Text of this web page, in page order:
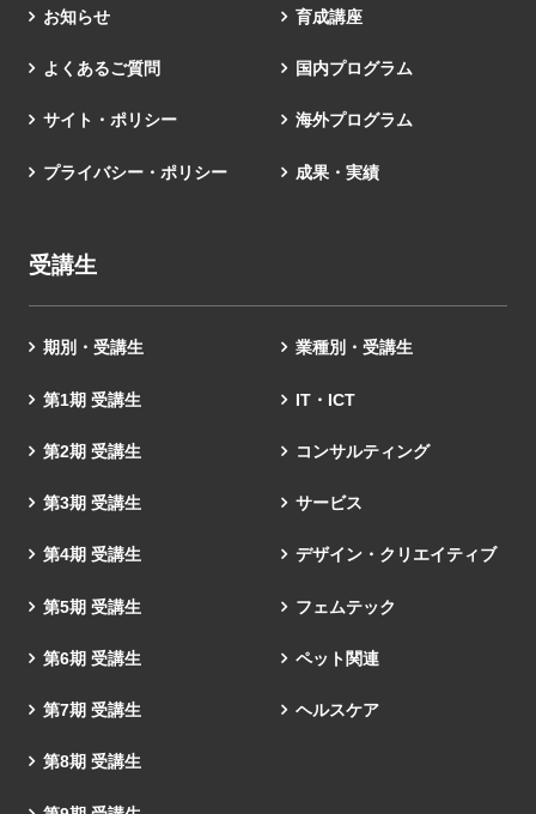
お知らせ
よくあるご質問
サイト・ポリシー
プライバシー・ポリシー
育成講座
国内プログラム
海外プログラム
成果・実績
受講生
期別・受講生
第1期 受講生
第2期 受講生
第3期 受講生
第4期 受講生
第5期 受講生
第6期 受講生
第7期 受講生
第8期 受講生
業種別・受講生
IT・ICT
コンサルティング
サービス
デザイン・クリエイティブ
フェムテック
ペット関連
ヘルスケア